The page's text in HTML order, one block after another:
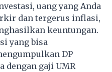
uang yang Anda
dan tergerus inflasi,
keuntungan.
yang bisa
DP
dengan gaji UMR